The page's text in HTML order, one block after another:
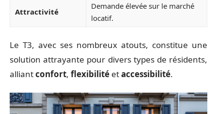
Attractivité
Demande élevée sur le marché
locatif.
Le T3, avec ses nombreux atouts, constitue une
solution attrayante pour divers types de résidents,
alliantconfort, flexibilité etaccessibilité.